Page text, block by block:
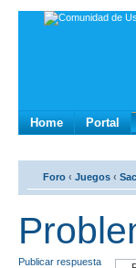
Home Portal
Foro ‹ Juegos ‹
Publicar respuesta